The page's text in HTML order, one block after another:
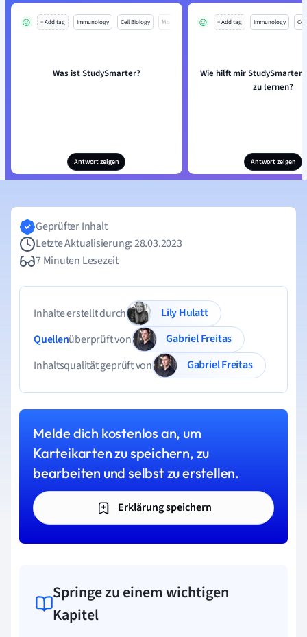
+ Add tag Immunology Cell Biology Mo
Was ist StudySmarter?
Antwort zeigen
+ Add tag Immunology
Wie hilft mir
zu lernen?
Antwort zeigen
Geprüfter Inhalt
Letzte Aktualisierung: 28.03.2023
7 Minuten Lesezeit
Inhalte erstellt durch
Lily Hulatt
Quellenüberprüft von
Gabriel Freitas
Inhaltsqualität geprüft von
Gabriel Freitas
Melde dich kostenlos an, um
Karteikarten zu speichern, zu
bearbeiten und selbst zu erstellen.
Erklärung speichern
Springe zu einem wichtigen
Kapitel